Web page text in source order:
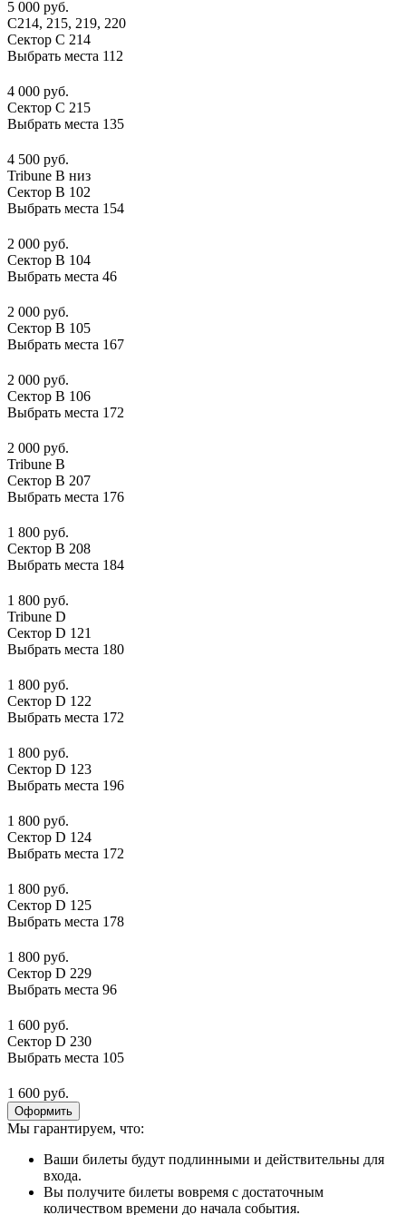
5 000 руб.
С214, 215, 219, 220
Сектор C 214
Выбрать места 112
4 000 руб.
Сектор C 215
Выбрать места 135
4 500 руб.
Tribune B низ
Сектор B 102
Выбрать места 154
2 000 руб.
Сектор B 104
Выбрать места 46
2 000 руб.
Сектор B 105
Выбрать места 167
2 000 руб.
Сектор B 106
Выбрать места 172
2 000 руб.
Tribune B
Сектор B 207
Выбрать места 176
1 800 руб.
Сектор B 208
Выбрать места 184
1 800 руб.
Tribune D
Сектор D 121
Выбрать места 180
1 800 руб.
Сектор D 122
Выбрать места 172
1 800 руб.
Сектор D 123
Выбрать места 196
1 800 руб.
Сектор D 124
Выбрать места 172
1 800 руб.
Сектор D 125
Выбрать места 178
1 800 руб.
Сектор D 229
Выбрать места 96
1 600 руб.
Сектор D 230
Выбрать места 105
1 600 руб.
Оформить
Мы гарантируем, что:
Ваши билеты будут подлинными и действительны для
входа.
Вы получите билеты вовремя с достаточным
количеством времени до начала события.